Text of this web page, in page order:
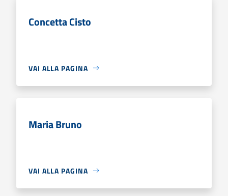
Concetta Cisto
VAI ALLA PAGINA
Maria Bruno
VAI ALLA PAGINA